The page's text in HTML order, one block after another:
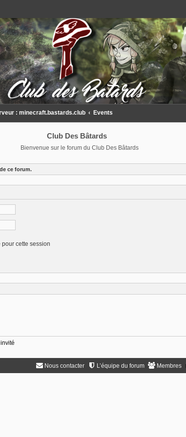
: minecraft.bastards.club Events
Club Des Bâtards
Bienvenue sur le forum du Club Des Bâtards
ce forum.
cette session
Membres
L’équipe du forum
Nous contacter